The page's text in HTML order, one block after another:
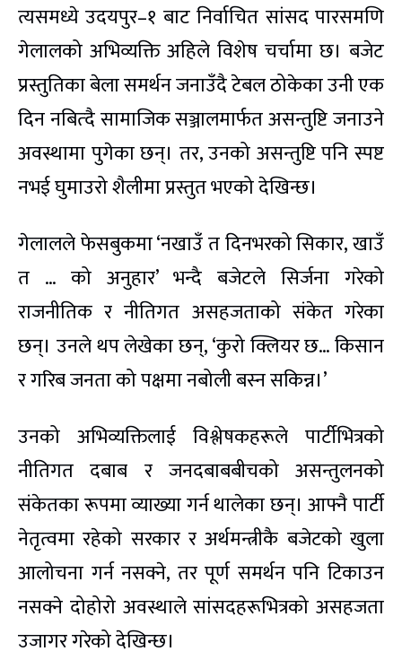
त्यसमध्ये उदयपुर–१ बाट निर्वाचित सांसद पारसमणि
गेलालको अभिव्यक्ति अहिले विशेष चर्चामा छ। बजेट
प्रस्तुतिका बेला समर्थन जनाउँदै टेबल ठोकेका उनी एक
दिन नबित्दै सामाजिक सञ्जालमार्फत असन्तुष्टि जनाउने
अवस्थामा पुगेका छन्। तर, उनको असन्तुष्टि पनि स्पष्ट
नभई घुमाउरो शैलीमा प्रस्तुत भएको देखिन्छ।
गेलालले फेसबुकमा ‘नखाउँ त दिनभरको सिकार, खाउँ
त … को अनुहार’ भन्दै बजेटले सिर्जना गरेको
राजनीतिक र नीतिगत असहजताको संकेत गरेका
छन्। उनले थप लेखेका छन्, ‘कुरो क्लियर छ… किसान
र गरिब जनता को पक्षमा नबोली बस्न सकिन्न।’
उनको अभिव्यक्तिलाई विश्लेषकहरूले पार्टीभित्रको
नीतिगत दबाब र जनदबाबबीचको असन्तुलनको
संकेतका रूपमा व्याख्या गर्न थालेका छन्। आफ्नै पार्टी
नेतृत्वमा रहेको सरकार र अर्थमन्त्रीकै बजेटको खुला
आलोचना गर्न नसक्ने, तर पूर्ण समर्थन पनि टिकाउन
नसक्ने दोहोरो अवस्थाले सांसदहरूभित्रको असहजता
उजागर गरेको देखिन्छ।